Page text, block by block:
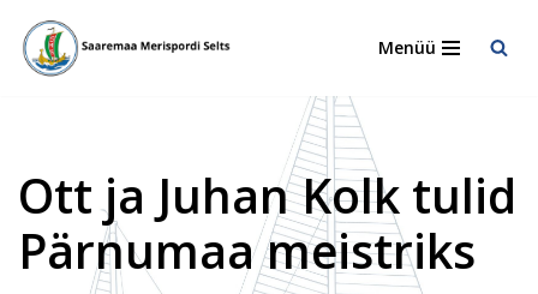
Skip
Menüü
Ott ja Juhan Kolk tulid
Pärnumaa meistriks